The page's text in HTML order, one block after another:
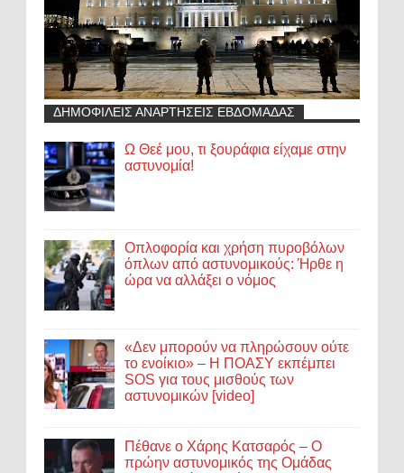
ΔΗΜΟΦΙΛΕΙΣ ΑΝΑΡΤΗΣΕΙΣ ΕΒΔΟΜΑΔΑΣ
Ω Θεέ μου, τι ξουράφια είχαμε στην
αστυνομία!
Οπλοφορία και χρήση πυροβόλων
όπλων από αστυνομικούς: Ήρθε η
ώρα να αλλάξει ο νόμος
«Δεν μπορούν να πληρώσουν ούτε
το ενοίκιο» – Η ΠΟΑΣΥ εκπέμπει
SOS για τους μισθούς των
αστυνομικών [video]
Πέθανε ο Χάρης Κατσαρός – Ο
πρώην αστυνομικός της Ομάδας